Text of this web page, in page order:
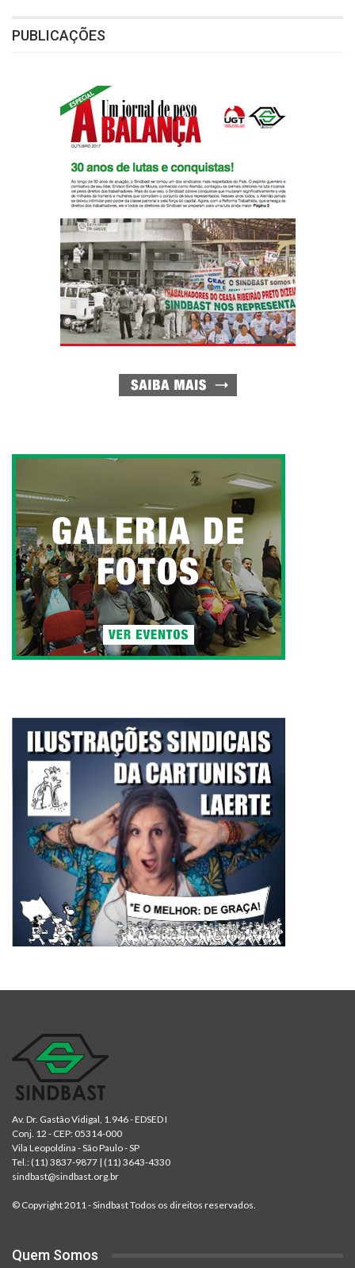
PUBLICAÇÕES
Av. Dr. Gastão Vidigal, 1.946 - EDSED I
Conj. 12 - CEP: 05314-000
Vila Leopoldina - São Paulo - SP
Tel.: (11) 3837-9877 | (11) 3643-4330
sindbast@sindbast.org.br
© Copyright 2011 - Sindbast Todos os direitos reservados.
Quem Somos